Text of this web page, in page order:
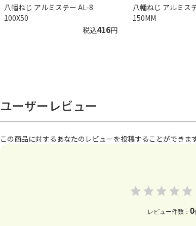
八幡ねじ アルミステー AL-8
100X50
税込416円
八幡ねじ アルミス
150MM
ユーザーレビュー
この商品に対するあなたのレビューを投稿することができます
レビュー件数： 0